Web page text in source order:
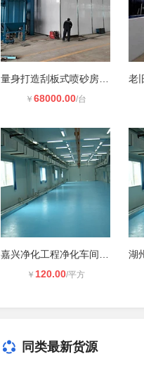
￥ 68000.00/台
￥ 120.00/平方
同类最新货源